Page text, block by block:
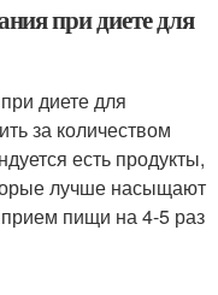
при диете для
диете для
за количеством
есть продукты,
лучше насыщают
пищи на 4-5 раз